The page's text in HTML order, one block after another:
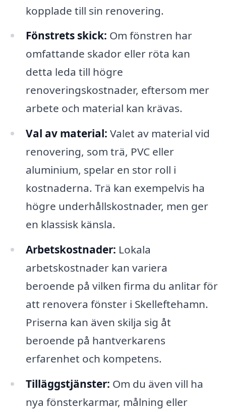
kopplade till sin renovering.
Fönstrets skick: Om fönstren har
omfattande skador eller röta kan
detta leda till högre
renoveringskostnader, eftersom mer
arbete och material kan krävas.
Val av material: Valet av material vid
renovering, som trä, PVC eller
aluminium, spelar en stor roll i
kostnaderna. Trä kan exempelvis ha
högre underhållskostnader, men ger
en klassisk känsla.
Arbetskostnader: Lokala
arbetskostnader kan variera
beroende på vilken firma du anlitar för
att renovera fönster i Skelleftehamn.
Priserna kan även skilja sig åt
beroende på hantverkarens
erfarenhet och kompetens.
Tilläggstjänster: Om du även vill ha
nya fönsterkarmar, målning eller